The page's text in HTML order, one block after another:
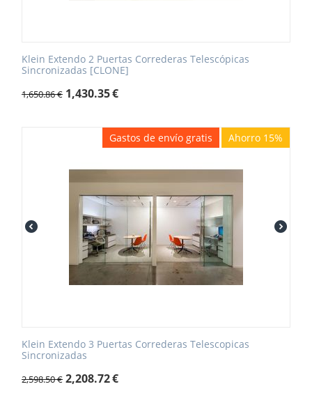
Klein Extendo 2 Puertas Correderas Telescópicas
Sincronizadas [CLONE]
1,650.86€ 1,430.35€
Gastos de envío gratis Ahorro 15%
Klein Extendo 3 Puertas Correderas Telescopicas
Sincronizadas
2,598.50€ 2,208.72€